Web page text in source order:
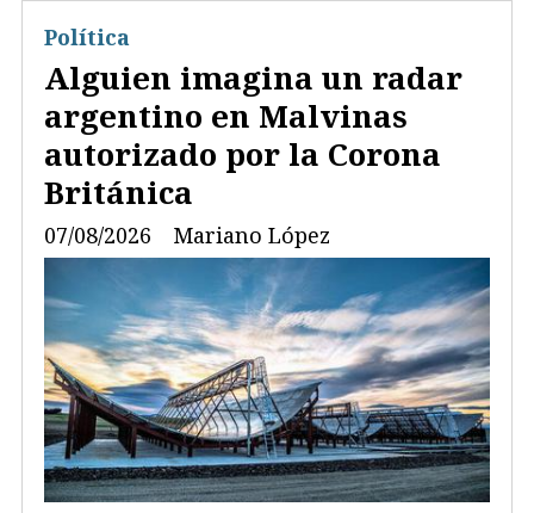
Alguien imagina un radar
argentino en Malvinas
autorizado por la Corona
Británica
Mariano López
Política
07/08/2026